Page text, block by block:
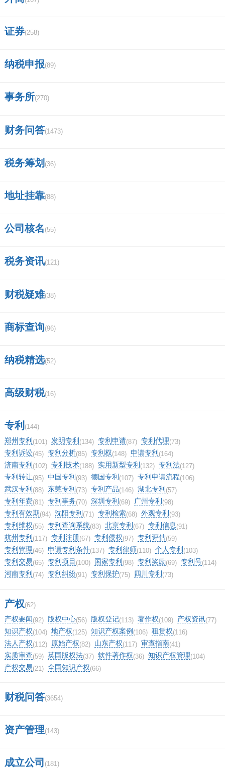
证券(258)
纳税申报(89)
事务所(270)
财务问答(1473)
税务筹划 (36)
地址挂靠(88)
公司核名 (55)
税务资讯(121)
财税疑难(38)
商标查询(96)
纳税精选(52)
高级财税(16)
专利 (144)
郑州专利 (101) 发明专利 (134) 专利申请(87) 专利代理(73)
专利诉讼(45) 专利分析(85) 专利权(148) 申请专利 (164)
济南专利 (102) 专利技术(188) 实用新型专利 (132) 专利法(127)
专利转让(95) 中国专利 (93) 德国专利 (107) 专利申请流程(106)
武汉专利 (88) 东莞专利 (73) 专利产品(146) 湖北专利 (57)
专利年费(81) 专利事务(70) 深圳专利 (69) 广州专利 (98)
专利有效期(94) 沈阳专利 (71) 专利检索(68) 外观专利 (93)
专利维权(55) 专利查询系统(83) 北京专利 (67) 专利信息(91)
杭州专利 (117) 专利注册(67) 专利侵权(97) 专利评估(59)
专利管理(46) 申请专利条件(137) 专利律师(110) 个人专利 (103)
专利交易(65) 专利项目 (100) 国家专利 (98) 专利奖励(69) 专利号(114)
河南专利 (74) 专利纠纷(91) 专利保护(75) 四川专利 (73)
产权(62)
产权要闻(92) 版权中心(56) 版权登记(113) 著作权(109) 产权资讯(77)
知识产权(104) 地产权(125) 知识产权案例 (106) 租赁权(116)
法人产权(112) 原始产权(82) 山东产权(117) 审查指南(41)
实质审查(59) 英国版权法(37) 软件著作权(36) 知识产权管理(104)
产权交易(21) 全国知识产权(66)
财税问答(3654)
资产管理(143)
成立公司 (181)